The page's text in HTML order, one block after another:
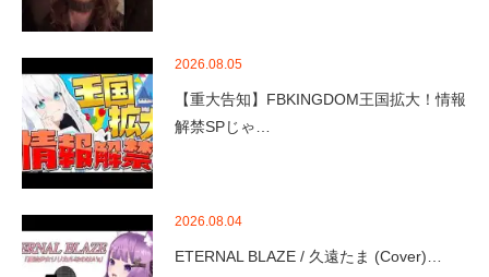
2026.08.05
【重大告知】FBKINGDOM王国拡大！情報
解禁SPじゃ…
2026.08.04
ETERNAL BLAZE / 久遠たま (Cover)…